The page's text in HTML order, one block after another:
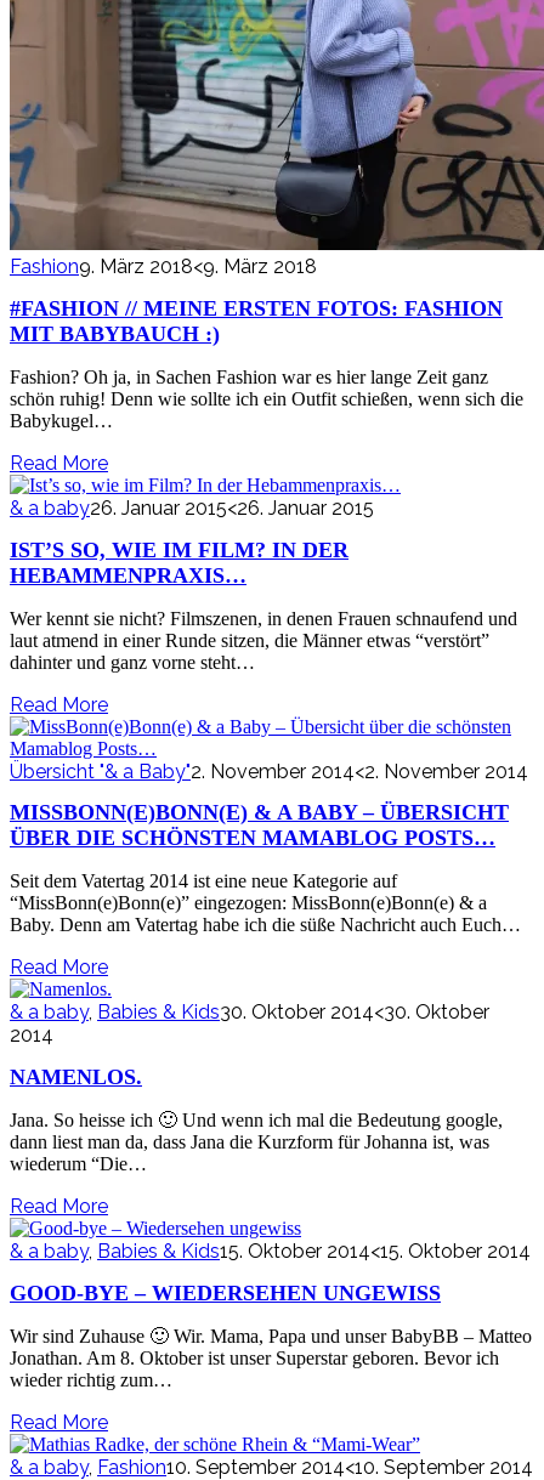
Fashion9. März 2018<9. März 2018
#FASHION // MEINE ERSTEN FOTOS: FASHION
MIT BABYBAUCH :)
Fashion? Oh ja, in Sachen Fashion war es hier lange Zeit ganz
schön ruhig! Denn wie sollte ich ein Outfit schießen, wenn sich die
Babykugel…
Read More
& a baby26. Januar 2015<26. Januar 2015
IST’S SO, WIE IM FILM? IN DER
HEBAMMENPRAXIS…
Wer kennt sie nicht? Filmszenen, in denen Frauen schnaufend und
laut atmend in einer Runde sitzen, die Männer etwas “verstört”
dahinter und ganz vorne steht…
Read More
Übersicht "& a Baby"2. November 2014<2. November 2014
MISSBONN(E)BONN(E) & A BABY – ÜBERSICHT
ÜBER DIE SCHÖNSTEN MAMABLOG POSTS…
Seit dem Vatertag 2014 ist eine neue Kategorie auf
“MissBonn(e)Bonn(e)” eingezogen: MissBonn(e)Bonn(e) & a
Baby. Denn am Vatertag habe ich die süße Nachricht auch Euch…
Read More
& a baby, Babies & Kids30. Oktober 2014<30. Oktober
2014
NAMENLOS.
Jana. So heisse ich 🙂 Und wenn ich mal die Bedeutung google,
dann liest man da, dass Jana die Kurzform für Johanna ist, was
wiederum “Die…
Read More
& a baby, Babies & Kids15. Oktober 2014<15. Oktober 2014
GOOD-BYE – WIEDERSEHEN UNGEWISS
Wir sind Zuhause 🙂 Wir. Mama, Papa und unser BabyBB – Matteo
Jonathan. Am 8. Oktober ist unser Superstar geboren. Bevor ich
wieder richtig zum…
Read More
& a baby, Fashion10. September 2014<10. September 2014